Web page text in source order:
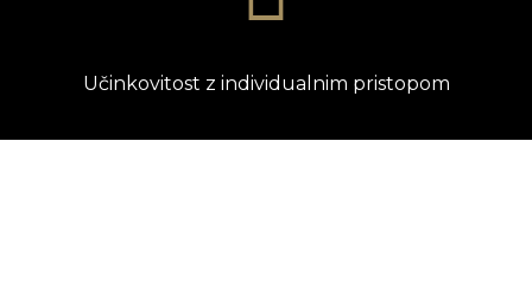
Učinkovitost z individualnim pristopom